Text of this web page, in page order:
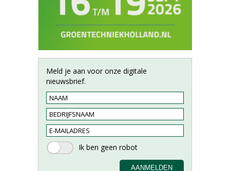
Meld je aan voor onze digitale
nieuwsbrief.